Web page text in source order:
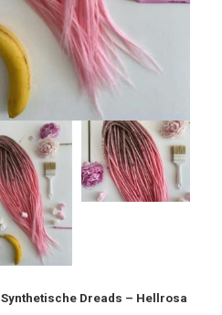
Synthetische Dreads – Hellrosa